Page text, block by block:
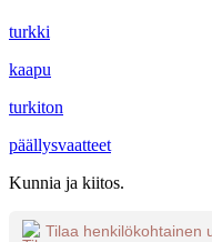
turkki
kaapu
turkiton
päällysvaatteet
Kunnia ja kiitos.
Tilaa henkilökohtainen